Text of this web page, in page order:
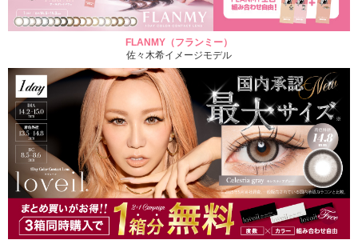
FLANMY（フランミー）
佐々木希イメージモデル